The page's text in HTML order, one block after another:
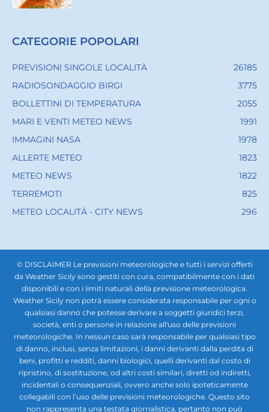
CATEGORIE POPOLARI
PREVISIONI SINGOLE LOCALITÀ
26185
RADIOSONDAGGIO BIRGI
3775
BOLLETTINI DI TEMPERATURA
2055
MARI E VENTI METEO NEWS
1991
IMMAGINI NASA
1978
ALLERTE METEO
1823
METEO NEWS
1822
TERREMOTI
825
METEO LOCALITÀ - CITY NEWS
296
© DISCLAIMER Le previsioni meteorologiche e tutti i servizi offerti
da Weather Sicily sono gestiti con cura, compatibilmente con i dati
disponibili e con i limiti naturali della previsione meteorologica.
Weather Sicily non potrà essere considerata responsabile per ogni o
qualsiasi danno che potesse derivare a soggetti giuridici terzi,
società, enti o persone in relazione all'uso delle previsioni
meteorologiche. In nessun caso sarà responsabile per qualsiasi tipo
di danno, inclusi, senza limitazioni, i danni derivanti dalla perdita di
beni, profitti e redditi, danni biologici, quelli derivanti dal costo di
ripristino, di sostituzione, od altri costi similari, diretti od indiretti,
incidentali o consequenziali, ovvero anche solo ipoteticamente
collegabili con l’uso delle previsioni meteorologiche. Questo sito
non rappresenta una testata giornalistica, pertanto non può